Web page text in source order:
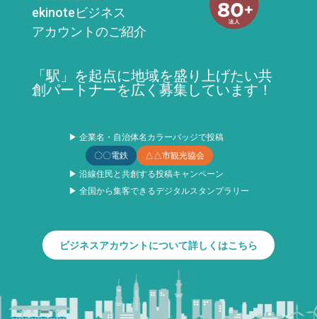
ekinoteビジネス
アカウントのご紹介
「駅」を起点に地域を盛り上げたい共
創パートナーを広く募集しています！
▶ 企業名・自治体名カラーバッジで投稿
〇〇電鉄
△△市観光協会
▶ 沿線住民と共創する投稿キャンペーン
▶ 全国から集客できるデジタルスタンプラリー
ビジネスアカウントについて詳しくはこちら